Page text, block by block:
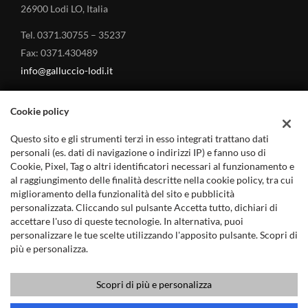
laterali elettrici • Telecamera per parcheggio assistito • Touch
Volante multifunzione • Volante riscaldabile
26900 Lodi LO, Italia
Tel. 0371.30755 – 35237
Fax: 0371.430489
info@galluccio-lodi.it
MARCHI TRATTATI
Land Rover – Concessionario a Lodi
Jaguar – Concessionario a Lodi
Mitsubishi Auto – Concessionario a Lodi
Copyright © 2019 - GALLUCCIO ANGELO s.r.l. - P.IVA 12432110158
Cookie policy
Questo sito e gli strumenti terzi in esso integrati trattano dati
personali (es. dati di navigazione o indirizzi IP) e fanno uso di
Cookie, Pixel, Tag o altri identificatori necessari al funzionamento e
al raggiungimento delle finalità descritte nella cookie policy, tra cui
miglioramento della funzionalità del sito e pubblicità
personalizzata. Cliccando sul pulsante Accetta tutto, dichiari di
accettare l'uso di queste tecnologie. In alternativa, puoi
personalizzare le tue scelte utilizzando l'apposito pulsante. Scopri di
più e personalizza.
Scopri di più e personalizza